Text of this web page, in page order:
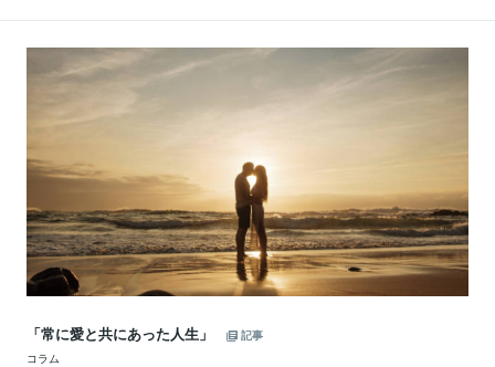
「常に愛と共にあった人生」
記事
コラム